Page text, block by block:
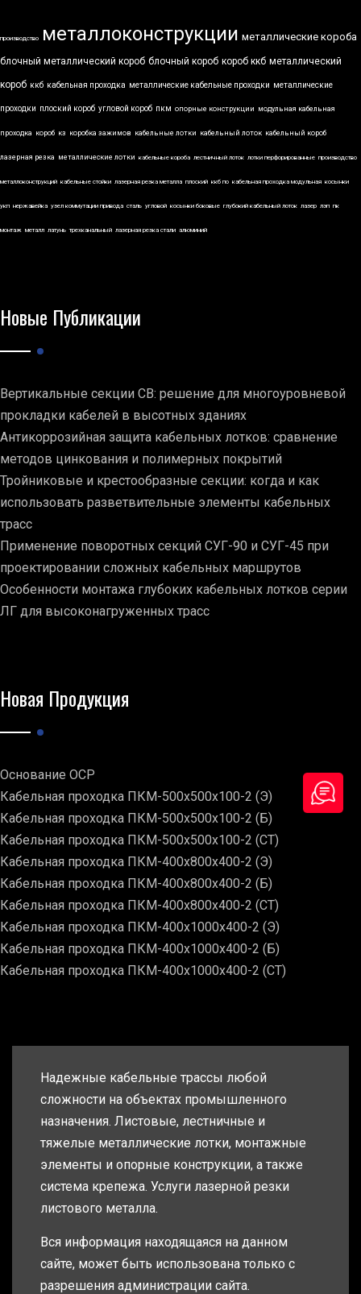
производство металлоконструкции металлические короба
блочный металлический короб блочный короб короб ккб металлический
короб ккб кабельная проходка металлические кабельные проходки металлические
проходки плоский короб угловой короб пкм опорные конструкции модульная кабельная
проходка короб кз коробка зажимов кабельные лотки кабельный лоток кабельный короб
лазерная резка металлические лотки кабельные короба лестничный лоток лотки перфорированные производство
металлоконструкций кабельные стойки лазерная резка металла плоский ккб по кабельная проходка модульная косынки
укп нержавейка узел коммутации привода сталь угловой косынки боковые глубокий кабельный лоток лазер лэп пк
монтаж металл латунь трехканальный лазерная резка стали алюминий
Новые Публикации
Вертикальные секции СВ: решение для многоуровневой
прокладки кабелей в высотных зданиях
Антикоррозийная защита кабельных лотков: сравнение
методов цинкования и полимерных покрытий
Тройниковые и крестообразные секции: когда и как
использовать разветвительные элементы кабельных
трасс
Применение поворотных секций СУГ-90 и СУГ-45 при
проектировании сложных кабельных маршрутов
Особенности монтажа глубоких кабельных лотков серии
ЛГ для высоконагруженных трасс
Новая Продукция
Основание ОСР
Кабельная проходка ПКМ-500х500х100-2 (Э)
Кабельная проходка ПКМ-500х500х100-2 (Б)
Кабельная проходка ПКМ-500х500х100-2 (СТ)
Кабельная проходка ПКМ-400х800х400-2 (Э)
Кабельная проходка ПКМ-400х800х400-2 (Б)
Кабельная проходка ПКМ-400х800х400-2 (СТ)
Кабельная проходка ПКМ-400х1000х400-2 (Э)
Кабельная проходка ПКМ-400х1000х400-2 (Б)
Кабельная проходка ПКМ-400х1000х400-2 (СТ)
Надежные кабельные трассы любой
сложности на объектах промышленного
назначения. Листовые, лестничные и
тяжелые металлические лотки, монтажные
элементы и опорные конструкции, а также
система крепежа. Услуги лазерной резки
листового металла.
Вся информация находящаяся на данном
сайте, может быть использована только с
разрешения администрации сайта.